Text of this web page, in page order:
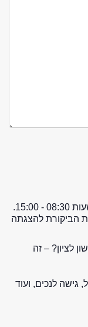
הביקורת להצגתה
לציון? – זה
גישה לנכים, ועוד